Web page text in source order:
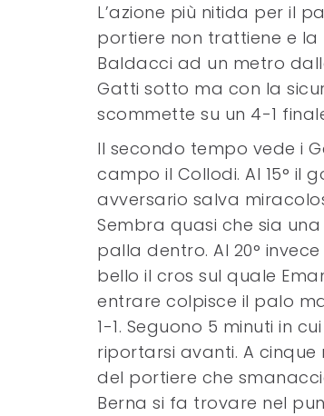
L’azione più nitida per il
portiere non trattiene e
Baldacci ad un metro
Gatti sotto ma con la
scommette su un 4-1
Il secondo tempo vede i
campo il Collodi. Al 15° il
avversario salva
Sembra quasi che sia
palla dentro. Al 20°
bello il cros sul quale
entrare colpisce il palo
1-1. Seguono 5 minuti in
riportarsi avanti. A
del portiere che
Berna si fa trovare nel